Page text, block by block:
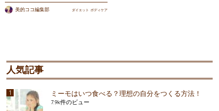
美的ココ編集部 ダイエット ボディケア
人気記事
ミーモはいつ食べる？理想の自分をつくる方法！
7.9k件のビュー